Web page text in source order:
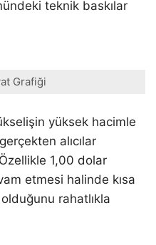
teknik baskılar
Grafiği
yüksek hacimle
alıcılar
1,00 dolar
etmesi halinde kısa
rahatlıkla